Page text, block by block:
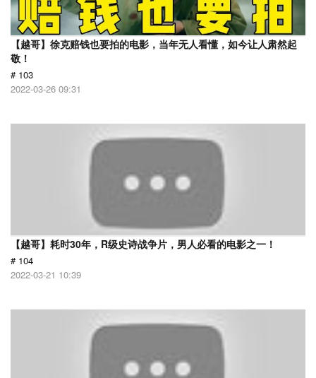
【越哥】徐克赔钱也要拍的电影，当年无人看懂，如今让人肃然起
敬！
# 103
2022-03-26 09:31
【越哥】耗时30年，R级史诗战争片，男人必看的电影之一！
# 104
2022-03-21 10:39